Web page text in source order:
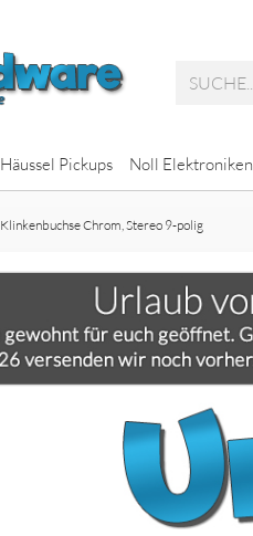
Häussel Pickups
J-Bass Pickups
P-Bass Pickups
BassBars
MM-Style Pickups
Noll Elektroniken
Klinkenbuchse Chrom, Stereo 9-polig